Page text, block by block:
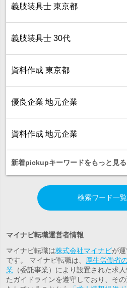
義肢装具士 東京都
義肢装具士 30代
資料作成 東京都
優良企業 地元企業
資料作成 地元企業
新着pickupキーワードをもっと見る
検索ワード一
マイナビ転職運営者情報
マイナビ転職は株式会社マイナビが
です。 マイナビ転職は、
厚生労働省
業 （委託事業）により設置された求
たガイドラインを遵守しており、そ